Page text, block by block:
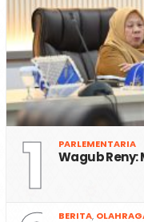
1 PARLEMENTARIA
Wagub Reny:
BERITA,